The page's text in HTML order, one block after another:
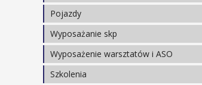
Mapa użytkowników SKP PRO
Pojazdy
Warunki techniczne
Badania techniczne
Rejestracja pojazdów
Wyposażanie skp
Zrealizowane projekty
Wymagania i zalecenia
Wyposażenie warsztatów i ASO
Zrealizowane projekty
Szkolenia